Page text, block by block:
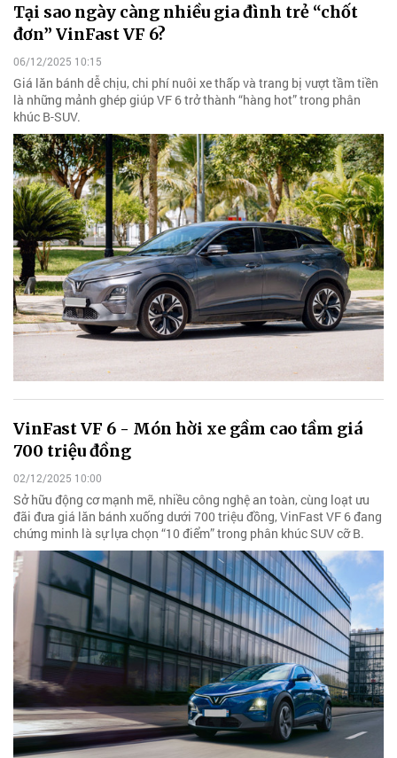
Tại sao ngày càng nhiều gia đình trẻ “chốt
đơn” VinFast VF 6?
06/12/2025 10:15
Giá lăn bánh dễ chịu, chi phí nuôi xe thấp và trang bị vượt tầm tiền
là những mảnh ghép giúp VF 6 trở thành “hàng hot” trong phân
khúc B-SUV.
VinFast VF 6 - Món hời xe gầm cao tầm giá
700 triệu đồng
02/12/2025 10:00
Sở hữu động cơ mạnh mẽ, nhiều công nghệ an toàn, cùng loạt ưu
đãi đưa giá lăn bánh xuống dưới 700 triệu đồng, VinFast VF 6 đang
chứng minh là sự lựa chọn “10 điểm” trong phân khúc SUV cỡ B.